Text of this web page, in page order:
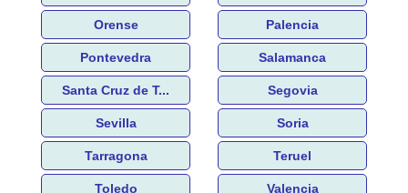
Orense Palencia
Pontevedra Salamanca
Santa Cruz de T... Segovia
Sevilla Soria
Tarragona Teruel
Toledo Valencia